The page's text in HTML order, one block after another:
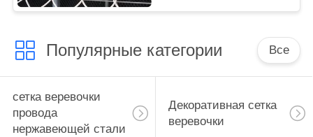
Популярные категории Все
сетка веревочки
провода
нержавеющей стали
Декоративная сетка
веревочки